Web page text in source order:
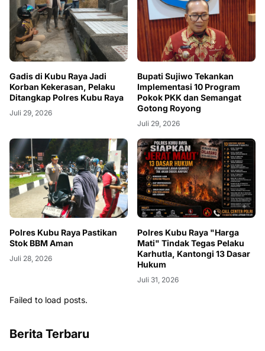
Gadis di Kubu Raya Jadi
Korban Kekerasan, Pelaku
Ditangkap Polres Kubu Raya
Juli 29, 2026
Bupati Sujiwo Tekankan
Implementasi 10 Program
Pokok PKK dan Semangat
Gotong Royong
Juli 29, 2026
Polres Kubu Raya Pastikan
Stok BBM Aman
Juli 28, 2026
Polres Kubu Raya "Harga
Mati" Tindak Tegas Pelaku
Karhutla, Kantongi 13 Dasar
Hukum
Juli 31, 2026
Failed to load posts.
Berita Terbaru